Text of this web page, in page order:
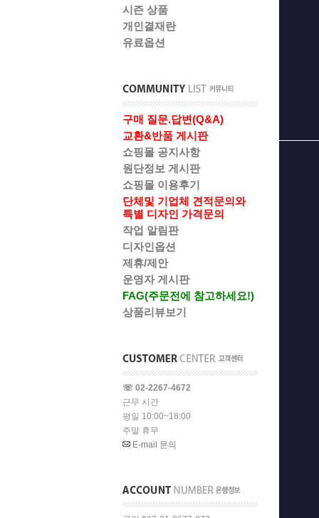
시즌 상품
개인결재란
유료옵션
구매 질문.답변(Q&A)
교환&반품 게시판
쇼핑몰 공지사항
원단정보 게시판
쇼핑몰 이용후기
단체및 기업체 견적문의와
특별 디자인 가격문의
작업 알림판
디자인옵션
제휴/제안
운영자 게시판
FAG(주문전에 참고하세요!)
상품리뷰보기
☏ 02-2267-4672
근무 시간
평일 10:00~18:00
주말 휴무
E-mail 문의